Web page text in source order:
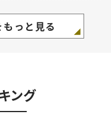
っと見る
ング